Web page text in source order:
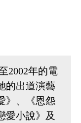
2002年的電
的出道演藝
》、《恩怨
愛小說》及